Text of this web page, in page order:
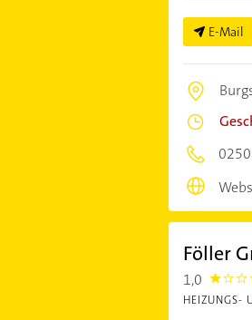
E-Mail
Föller
1,0 1.0
HEIZUNGS-